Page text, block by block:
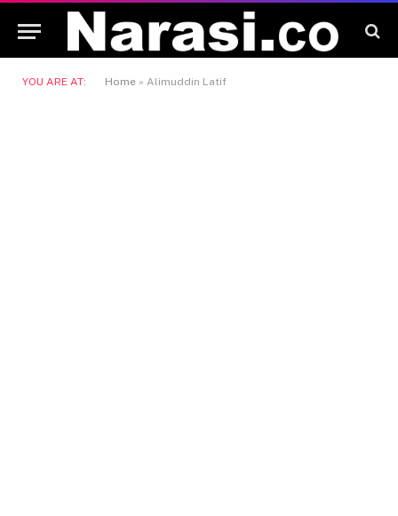
YOU ARE AT: Home » Alimuddin Latif